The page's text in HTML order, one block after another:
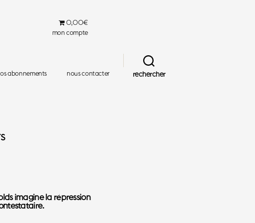
abonnements nous contacter
mon compte
0,00€
rechercher
imagine la répression